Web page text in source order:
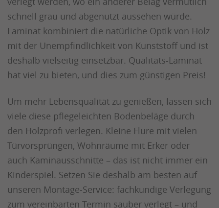
schnell grau und abgenutzt aussehen würde.
Laminat kombiniert die natürliche Optik von Holz
mit der Unempfindlichkeit von Kunststoff und ist
deshalb vielseitig einsetzbar. Qualitäts-Laminat
hat viel zu bieten, und dies zum günstigen Preis!
Um mehr Lebensqualität zu genießen, lassen sich
viele diese pflegeleichten Bodenbeläge durch
den Holzprofi verlegen. Kleine Flure mit vielen
Türvorsprüngen, Wohnräume mit Erker oder
auch Kaminausschnitte – das ist nicht immer ein
Kinderspiel. Setzen Sie deshalb am besten auf
unseren Montage-Service: fachkundige Verlegung
zum vereinbarten Termin sauber verlegt – und